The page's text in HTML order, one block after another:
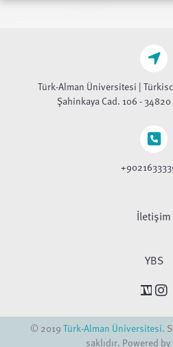
Türk-Alman Üniversitesi |
Şahinkaya Cad. 106 -
İletişim
YBS
© 2019Türk-Alman Üniversitesi.
saklıdır. Powered by